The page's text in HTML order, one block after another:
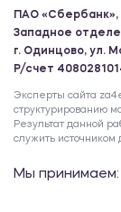
ПАО
Западное
г. Одинцово, ул.
Р/счет
Эксперты сайта
структурированию
Результат данной
служить источником
Мы принимаем: